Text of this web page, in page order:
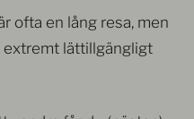
ofta en lång resa, men
extremt lättillgängligt